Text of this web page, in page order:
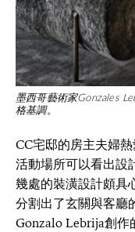
墨西哥藝術家Gonzales
格基調。
CC宅邸的房主夫婦
活動場所可以看出設
幾處的裝潢設計頗具
分割出了玄關與客廳
Gonzalo Lebrija創作